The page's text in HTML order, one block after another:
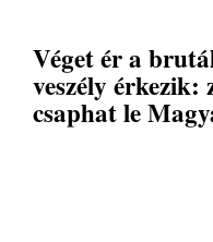
Véget ér a
veszély érkezik:
csaphat le